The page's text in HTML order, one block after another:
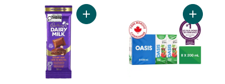
cinéma, collations
pour le bureau
Ajouter Dairy Milk Crème de noisettes au
Ajouter